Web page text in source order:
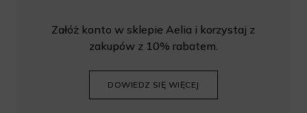
Załóż konto w sklepie Aelia i korzystaj z
zakupów z 10% rabatem.
DOWIEDZ SIĘ WIĘCEJ